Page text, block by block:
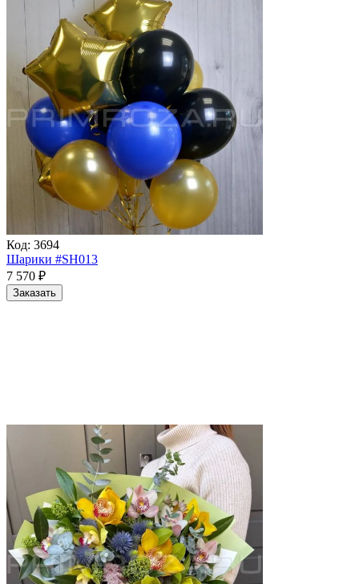
Код: 3694
Шарики #SH013
7 570 ₽
Заказать